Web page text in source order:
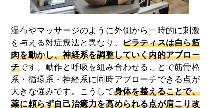
湿布やマッサージのように外側から一時的に刺激
を与える対症療法と異なり、ピラティスは自ら筋
肉を動かし、神経系を調整していく内的アプロー
チです。動作と呼吸を組み合わせることで筋骨格
系・循環系・神経系に同時アプローチできる点が
大きな強みです。こうして身体を整えることで、
薬に頼らず自己治癒力を高められる点が肩こり改